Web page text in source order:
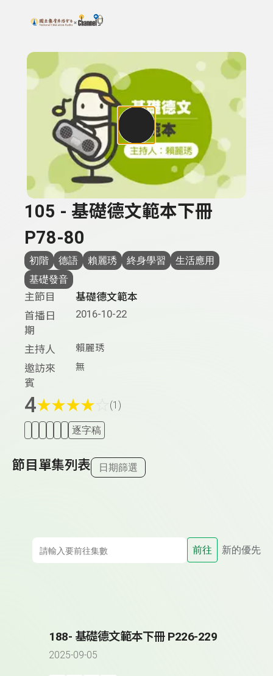
上方功能區塊
搜尋關鍵字：可輸入節目名稱、主持人或關鍵字
105 - 基礎德文範本下冊
P78-80
初階 德語 賴麗琇 終身學習
生活應用
基礎發音
主節目
基礎德文範本
首播日
期
2016-10-22
主持人 賴麗琇
邀訪來
賓
無
4★★★★ (1)
逐字稿
節目單集列表 日期篩選
前往 新的優先
188- 基礎德文範本下冊 P226-229
2025-09-05